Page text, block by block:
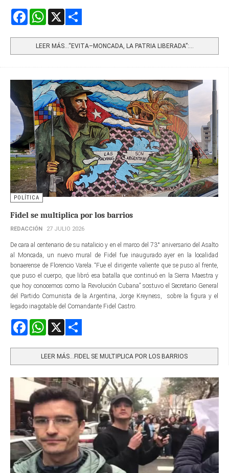
FacebookWhatsApp
LEER MÁS…“EVITA–MONCADA, LA PATRIA LIBERADA”:...
POLÍTICA
Fidel se multiplica por los barrios
REDACCIÓN 27 JULIO 2026
De cara al centenario de su natalicio y en el marco del 73° aniversario del Asalto
al Moncada, un nuevo mural de Fidel fue inaugurado ayer en la localidad
bonaerense de Florencio Varela. “Fue el dirigente valiente que se puso al frente,
que puso el cuerpo, que libró esa batalla que continuó en la Sierra Maestra y
que hoy conocemos como la Revolución Cubana” sostuvo el Secretario General
del Partido Comunista de la Argentina, Jorge Kreyness, sobre la figura y el
legado inagotable del Comandante Fidel Castro.
FacebookWhatsApp
LEER MÁS…FIDEL SE MULTIPLICA POR LOS BARRIOS